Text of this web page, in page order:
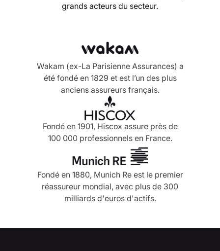
grands acteurs du secteur.
Wakam (ex-La Parisienne Assurances) a
été fondé en 1829 et est l’un des plus
anciens assureurs français.
Fondé en 1901, Hiscox assure près de
100 000 professionnels en France.
Fondé en 1880, Munich Re est le premier
réassureur mondial, avec plus de 300
milliards d'euros d'actifs.